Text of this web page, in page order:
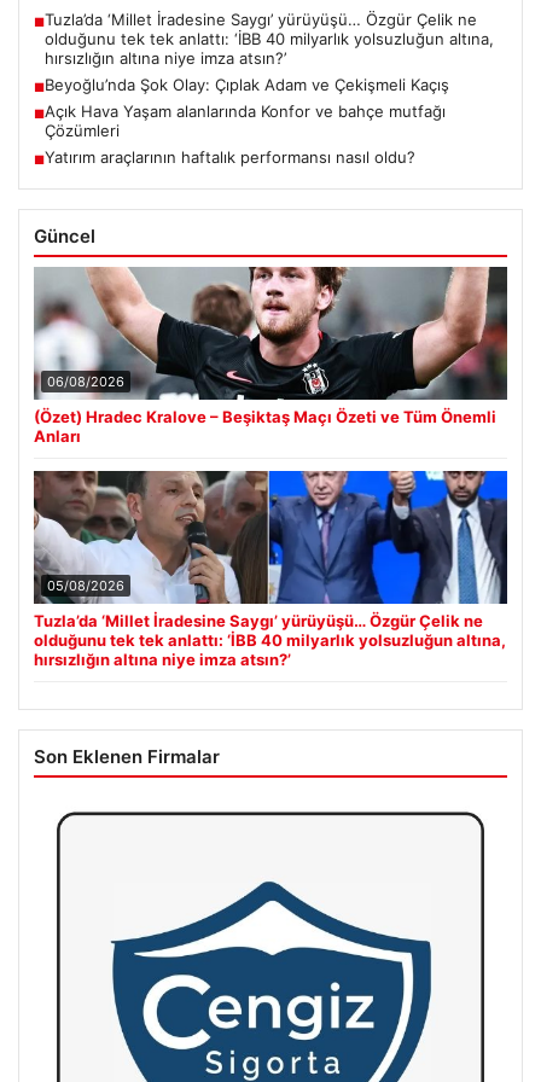
■Tuzla’da ‘Millet İradesine Saygı’ yürüyüşü… Özgür Çelik ne
olduğunu tek tek anlattı: ‘İBB 40 milyarlık yolsuzluğun altına,
hırsızlığın altına niye imza atsın?’
■Beyoğlu’nda Şok Olay: Çıplak Adam ve Çekişmeli Kaçış
■Açık Hava Yaşam alanlarında Konfor ve bahçe mutfağı
Çözümleri
■Yatırım araçlarının haftalık performansı nasıl oldu?
Güncel
06/08/2026
(Özet) Hradec Kralove – Beşiktaş Maçı Özeti ve Tüm Önemli
Anları
05/08/2026
Tuzla’da ‘Millet İradesine Saygı’ yürüyüşü… Özgür Çelik ne
olduğunu tek tek anlattı: ‘İBB 40 milyarlık yolsuzluğun altına,
hırsızlığın altına niye imza atsın?’
Son Eklenen Firmalar